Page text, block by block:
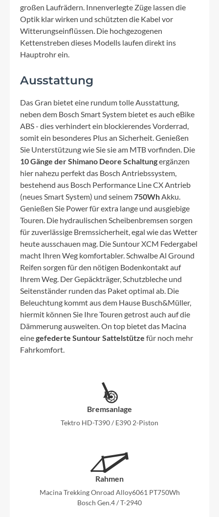
großen Laufrädern. Innenverlegte Züge lassen die
Optik klar wirken und schützten die Kabel vor
Witterungseinflüssen. Die hochgezogenen
Kettenstreben dieses Modells laufen direkt ins
Hauptrohr ein.
Ausstattung
Das Gran bietet eine rundum tolle Ausstattung,
neben dem Bosch Smart System bietet es auch eBike
ABS - dies verhindert ein blockierendes Vorderrad,
somit ein besonderes Plus an Sicherheit. Genießen
Sie Unterstützung wie Sie sie am MTB vorfinden. Die
10 Gänge der Shimano Deore Schaltungergänzen
hier nahezu perfekt das Bosch Antriebssystem,
bestehend aus Bosch Performance Line CX Antrieb
(neues Smart System) und seinem750WhAkku.
Genießen Sie Power für extra lange und ausgiebige
Touren. Die hydraulischen Scheibenbremsen sorgen
für zuverlässige Bremssicherheit, egal wie das Wetter
heute ausschauen mag. Die Suntour XCM Federgabel
macht Ihren Weg komfortabler. Schwalbe Al Ground
Reifen sorgen für den nötigen Bodenkontakt auf
Ihrem Weg. Der Gepäckträger, Schutzbleche und
Seitenständer runden das Paket optimal ab. Die
Beleuchtung kommt aus dem Hause Busch&Müller,
hiermit können Sie Ihre Touren getrost auch auf die
Dämmerung ausweiten. On top bietet das Macina
einegefederte Suntour Sattelstütze für noch mehr
Fahrkomfort.
Bremsanlage
Tektro HD-T390 / E390 2-Piston
Rahmen
Macina Trekking Onroad Alloy6061 PT750Wh
Bosch Gen.4 / T-2940